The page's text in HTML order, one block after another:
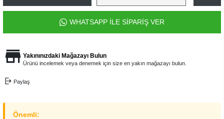
WHATSAPP İLE SİPARİŞ VER
Yakınınızdaki Mağazayı Bulun
Ürünü incelemek veya denemek için size en yakın mağazayı bulun.
Paylaş
Önemli: